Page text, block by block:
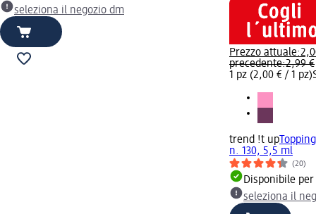
seleziona il negozio dm
Prezzo attuale:
precedente:2,99 €
1 pz (2,00 € / 1 pz)
trend !t up
n. 130, 5,5 ml
(20)
Disponibile
seleziona il